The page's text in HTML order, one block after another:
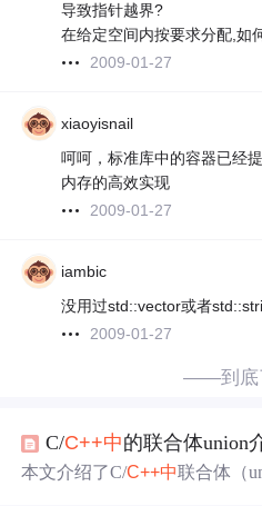
导致指针越界?
在给定空间内按要求分配,如
2009-01-27
xiaoyisnail
呵呵，标准库中的容器已经
内存的高效实现
2009-01-27
iambic
没用过std::vector或者
2009-01-27
——到
C/C++中的联合体union
本文介绍了C/C++中联合体（